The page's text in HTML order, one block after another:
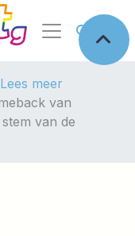
Lees meer
van
van de